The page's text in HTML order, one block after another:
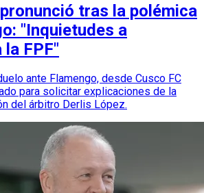
tras la polémica
"Inquietudes a
la FPF"
ante Flamengo, desde Cusco FC
para solicitar explicaciones de la
del árbitro Derlis López.